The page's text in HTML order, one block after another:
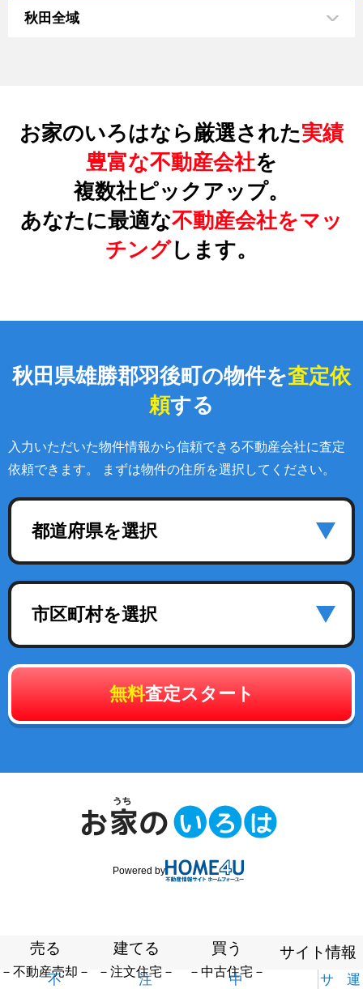
秋田全域
お家のいろはなら厳選された実績
豊富な不動産会社を
複数社ピックアップ。
あなたに最適な不動産会社をマッ
チングします。
秋田県雄勝郡羽後町の物件を査定依
頼する
入力いただいた物件情報から信頼できる不動産会社に査定
依頼できます。 まずは物件の住所を選択してください。
都道府県を選択
市区町村を選択
無料査定スタート
Powered by
売る
－不動産売却－
不
建てる
－注文住宅－
注
買う
－中古住宅－
中
サイト情報
サ
運